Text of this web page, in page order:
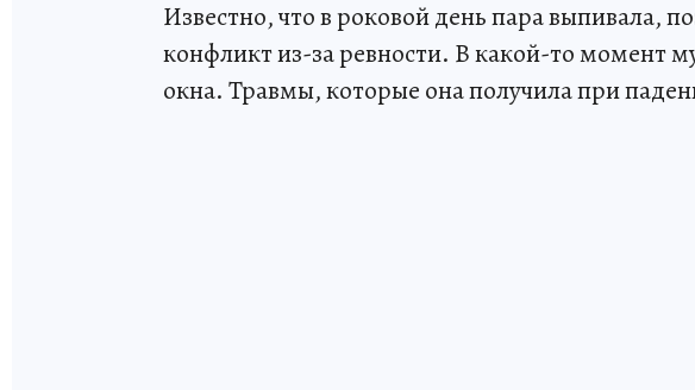
Известно, что в роковой день пара выпивала,
конфликт из-за ревности. В какой-то момент
окна. Травмы, которые она получила при